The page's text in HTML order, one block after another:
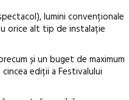
lumini convenționale
orice alt tip de instalație
și un buget de maximum
ediții a Festivalului